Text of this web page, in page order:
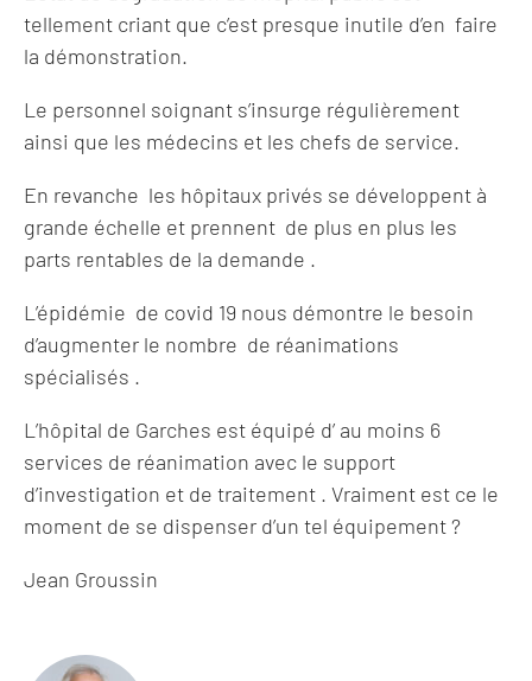
tellement criant que c’est presque inutile d’en faire
la démonstration.
Le personnel soignant s’insurge régulièrement
ainsi que les médecins et les chefs de service.
En revanche les hôpitaux privés se développent à
grande échelle et prennent de plus en plus les
parts rentables de la demande .
L’épidémie de covid 19 nous démontre le besoin
d’augmenter le nombre de réanimations
spécialisés .
L’hôpital de Garches est équipé d’ au moins 6
services de réanimation avec le support
d’investigation et de traitement . Vraiment est ce le
moment de se dispenser d’un tel équipement ?
Jean Groussin